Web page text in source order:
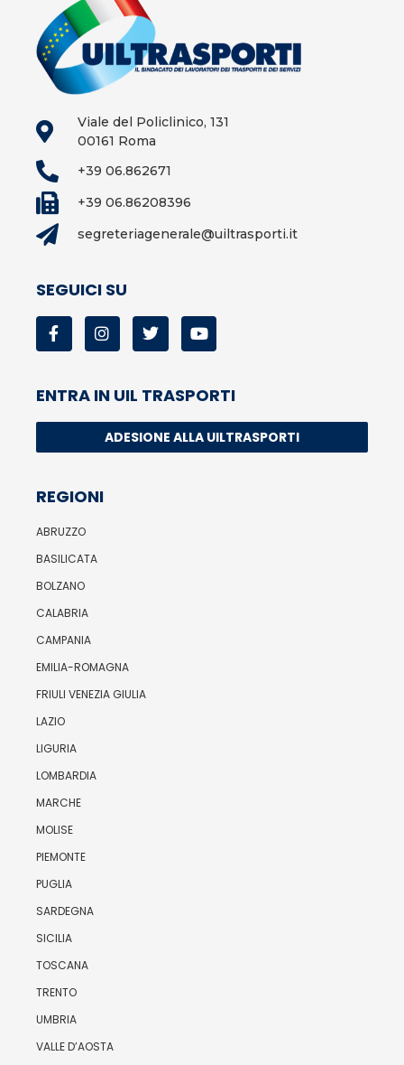
Viale del Policlinico, 131
00161 Roma
+39 06.862671
+39 06.86208396
segreteriagenerale@uiltrasporti.it
SEGUICI SU
ENTRA IN UIL TRASPORTI
ADESIONE ALLA UILTRASPORTI
REGIONI
ABRUZZO
BASILICATA
BOLZANO
CALABRIA
CAMPANIA
EMILIA-ROMAGNA
FRIULI VENEZIA GIULIA
LAZIO
LIGURIA
LOMBARDIA
MARCHE
MOLISE
PIEMONTE
PUGLIA
SARDEGNA
SICILIA
TOSCANA
TRENTO
UMBRIA
VALLE D’AOSTA